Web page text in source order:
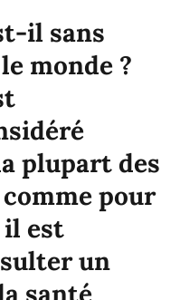
il sans
monde ?
plupart des
pour
est
un
santé